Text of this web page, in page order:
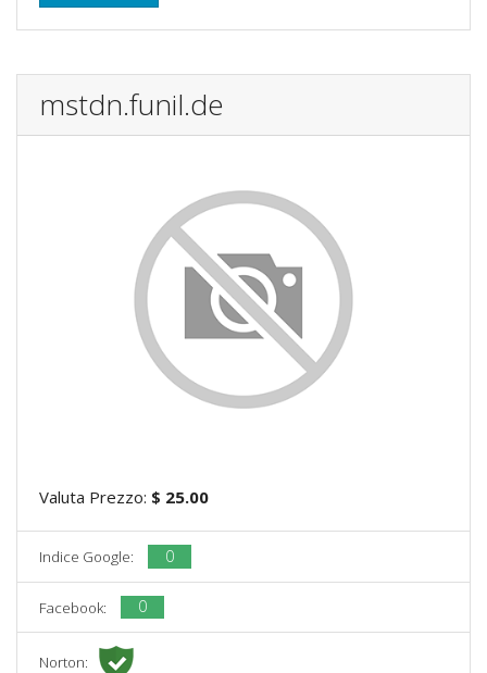
mstdn.funil.de
Valuta Prezzo: $ 25.00
Indice Google: 0
Facebook: 0
Norton: